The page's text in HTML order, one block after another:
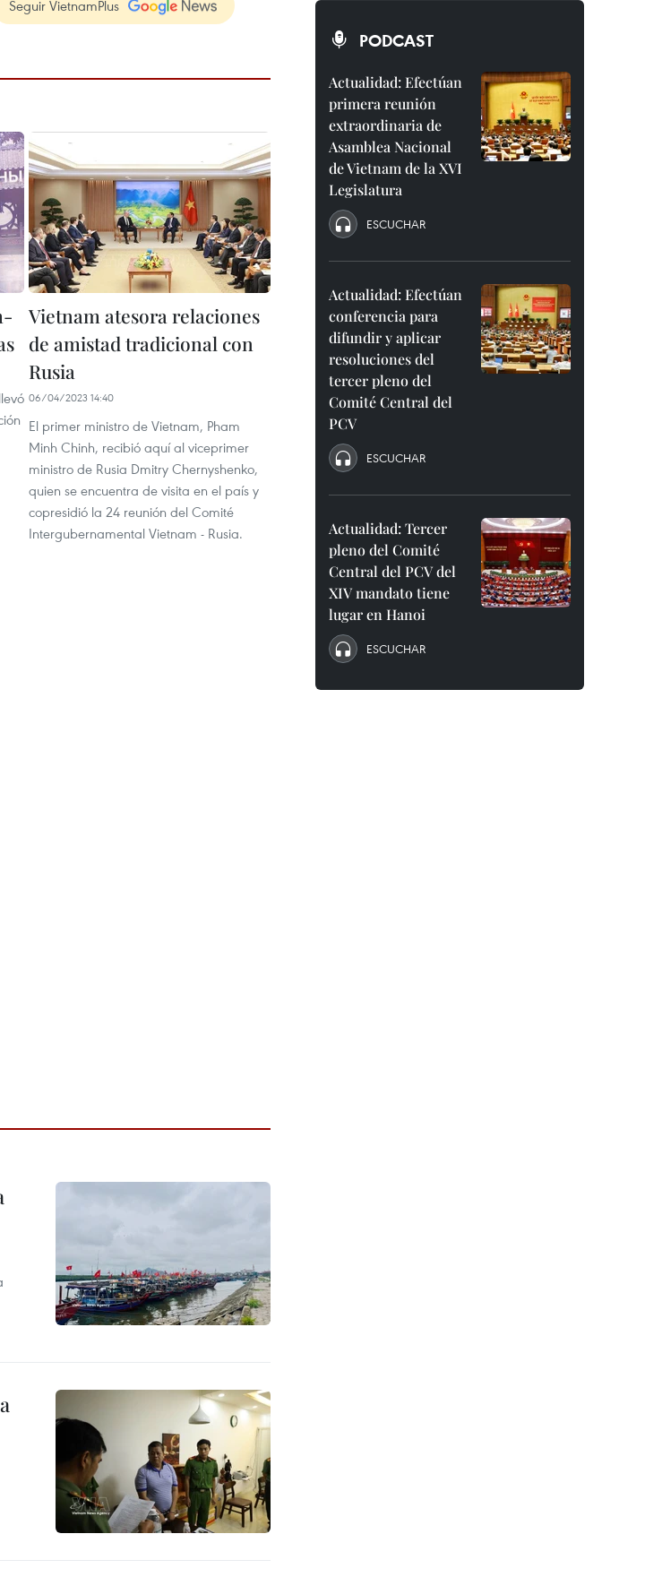
Seguir VietnamPlus
Vietnam atesora relaciones
de amistad tradicional con
Rusia
06/04/2023 14:40
El primer ministro de Vietnam, Pham
Minh Chinh, recibió aquí al viceprimer
ministro de Rusia Dmitry Chernyshenko,
quien se encuentra de visita en el país y
copresidió la 24 reunión del Comité
Intergubernamental Vietnam - Rusia.
PODCAST
Actualidad: Efectúan
primera reunión
extraordinaria de
Asamblea Nacional
de Vietnam de la XVI
Legislatura
ESCUCHAR
Actualidad: Efectúan
conferencia para
difundir y aplicar
resoluciones del
tercer pleno del
Comité Central del
PCV
ESCUCHAR
Actualidad: Tercer
pleno del Comité
Central del PCV del
XIV mandato tiene
lugar en Hanoi
ESCUCHAR